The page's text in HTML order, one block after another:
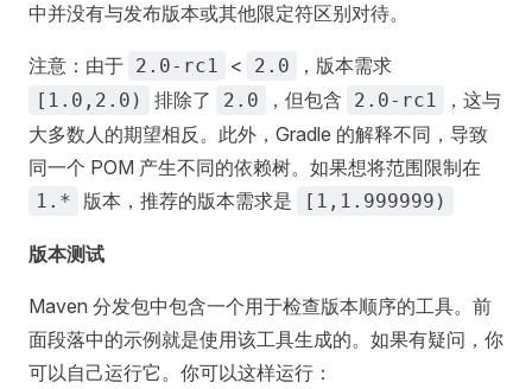
中并没有与发布版本或其他限定符区别对待。
注意：由于 2.0-rc1 < 2.0 ，版本需求
[1.0,2.0) 排除了 2.0 ，但包含 2.0-rc1
，这与
大多数人的期望相反。此外，Gradle 的解释不同，导致
同一个 POM 产生不同的依赖树。如果想将范围限制在
1.* 版本，推荐的版本需求是 [1,1.999999)
版本测试
Maven 分发包中包含一个用于检查版本顺序的工具。前
面段落中的示例就是使用该工具生成的。如果有疑问，你
可以自己运行它。你可以这样运行：